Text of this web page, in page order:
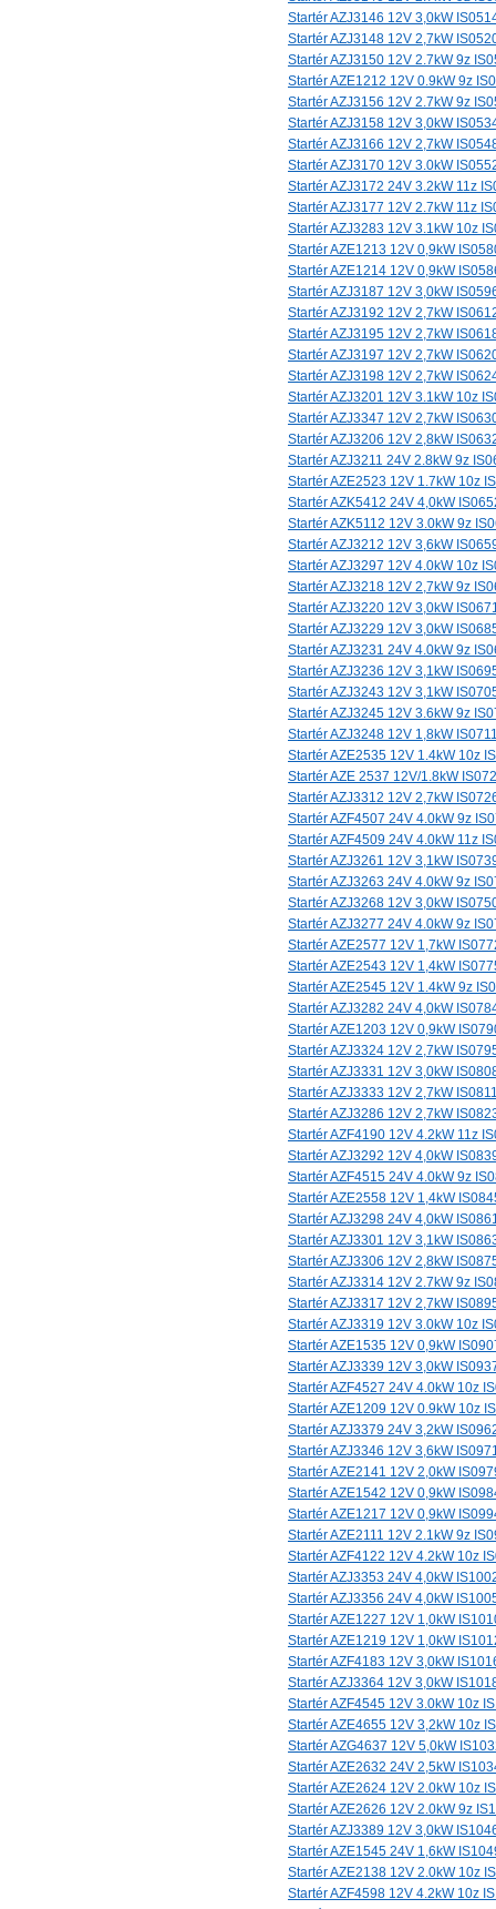
Startér AZJ3146 12V 3,0kW
Startér AZJ3148 12V 2,7kW
Startér AZJ3150 12V 2.7kW 9z
Startér AZE1212 12V 0.9kW 9z
Startér AZJ3156 12V 2.7kW 9z
Startér AZJ3158 12V 3,0kW
Startér AZJ3166 12V 2,7kW
Startér AZJ3170 12V 3.0kW
Startér AZJ3172 24V 3.2kW 11z
Startér AZJ3177 12V 2.7kW 11z
Startér AZJ3283 12V 3.1kW 10z
Startér AZE1213 12V 0,9kW
Startér AZE1214 12V 0,9kW
Startér AZJ3187 12V 3,0kW
Startér AZJ3192 12V 2,7kW
Startér AZJ3195 12V 2,7kW
Startér AZJ3197 12V 2,7kW
Startér AZJ3198 12V 2,7kW
Startér AZJ3201 12V 3.1kW 10z
Startér AZJ3347 12V 2,7kW
Startér AZJ3206 12V 2,8kW
Startér AZJ3211 24V 2.8kW 9z
Startér AZE2523 12V 1.7kW 10z
Startér AZK5412 24V 4,0kW
Startér AZK5112 12V 3.0kW 9z
Startér AZJ3212 12V 3,6kW
Startér AZJ3297 12V 4.0kW 10z
Startér AZJ3218 12V 2,7kW 9z
Startér AZJ3220 12V 3,0kW
Startér AZJ3229 12V 3,0kW
Startér AZJ3231 24V 4.0kW 9z
Startér AZJ3236 12V 3,1kW
Startér AZJ3243 12V 3,1kW
Startér AZJ3245 12V 3.6kW 9z
Startér AZJ3248 12V 1,8kW
Startér AZE2535 12V 1.4kW 10z
Startér AZE 2537 12V/1.8kW
Startér AZJ3312 12V 2,7kW
Startér AZF4507 24V 4.0kW 9z
Startér AZF4509 24V 4.0kW 11z
Startér AZJ3261 12V 3,1kW
Startér AZJ3263 24V 4.0kW 9z
Startér AZJ3268 12V 3,0kW
Startér AZJ3277 24V 4.0kW 9z
Startér AZE2577 12V 1,7kW
Startér AZE2543 12V 1,4kW
Startér AZE2545 12V 1.4kW 9z
Startér AZJ3282 24V 4,0kW
Startér AZE1203 12V 0,9kW
Startér AZJ3324 12V 2,7kW
Startér AZJ3331 12V 3,0kW
Startér AZJ3333 12V 2,7kW
Startér AZJ3286 12V 2,7kW
Startér AZF4190 12V 4.2kW 11z
Startér AZJ3292 12V 4,0kW
Startér AZF4515 24V 4.0kW 9z
Startér AZE2558 12V 1,4kW
Startér AZJ3298 24V 4,0kW
Startér AZJ3301 12V 3,1kW
Startér AZJ3306 12V 2,8kW
Startér AZJ3314 12V 2.7kW 9z
Startér AZJ3317 12V 2,7kW
Startér AZJ3319 12V 3.0kW 10z
Startér AZE1535 12V 0,9kW
Startér AZJ3339 12V 3,0kW
Startér AZF4527 24V 4.0kW 10z
Startér AZE1209 12V 0.9kW 10z
Startér AZJ3379 24V 3,2kW
Startér AZJ3346 12V 3,6kW
Startér AZE2141 12V 2,0kW
Startér AZE1542 12V 0,9kW
Startér AZE1217 12V 0,9kW
Startér AZE2111 12V 2.1kW 9z
Startér AZF4122 12V 4.2kW 10z
Startér AZJ3353 24V 4,0kW
Startér AZJ3356 24V 4,0kW
Startér AZE1227 12V 1,0kW
Startér AZE1219 12V 1,0kW
Startér AZF4183 12V 3,0kW
Startér AZJ3364 12V 3,0kW
Startér AZF4545 12V 3.0kW 10z
Startér AZE4655 12V 3,2kW 10z
Startér AZG4637 12V 5,0kW
Startér AZE2632 24V 2,5kW
Startér AZE2624 12V 2.0kW 10z
Startér AZE2626 12V 2.0kW 9z
Startér AZJ3389 12V 3,0kW
Startér AZE1545 24V 1,6kW
Startér AZE2138 12V 2.0kW 10z
Startér AZF4598 12V 4.2kW 10z